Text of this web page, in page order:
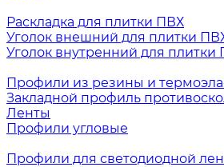
Раскладка для плитки ПВХ
Уголок внешний для плитки
Уголок внутренний для плитки
Профили из резины и
Закладной профиль
Ленты
Профили угловые
Профили для светодиодной